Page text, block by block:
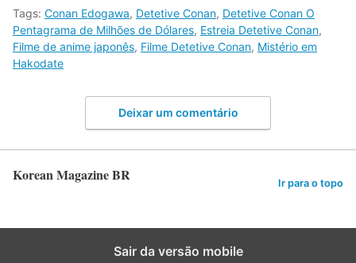
Tags: Conan Edogawa, Detetive Conan, Detetive Conan O
Pentagrama de Milhões de Dólares, Estreia Detetive Conan,
Filme de anime japonês, Filme Detetive Conan, Mistério em
Hakodate
Deixar um comentário
Korean Magazine BR Ir para o topo
Sair da versão mobile